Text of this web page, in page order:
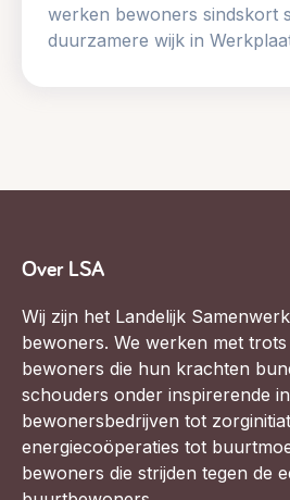
werken bewoners sindskort
duurzamere wijk in
Over LSA
Wij zijn het Landelijk
bewoners. We werken met
bewoners die hun krachten
schouders onder inspirerende
bewonersbedrijven tot
energiecoöperaties tot
bewoners die strijden tegen de